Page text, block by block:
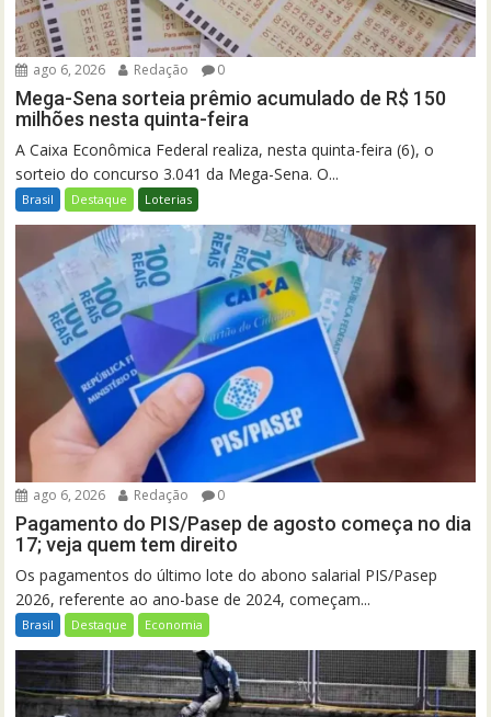
ago 6, 2026 Redação 0
Mega-Sena sorteia prêmio acumulado de R$ 150
milhões nesta quinta-feira
A Caixa Econômica Federal realiza, nesta quinta-feira (6), o
sorteio do concurso 3.041 da Mega-Sena. O...
Brasil Destaque Loterias
ago 6, 2026 Redação 0
Pagamento do PIS/Pasep de agosto começa no dia
17; veja quem tem direito
Os pagamentos do último lote do abono salarial PIS/Pasep
2026, referente ao ano-base de 2024, começam...
Brasil Destaque Economia